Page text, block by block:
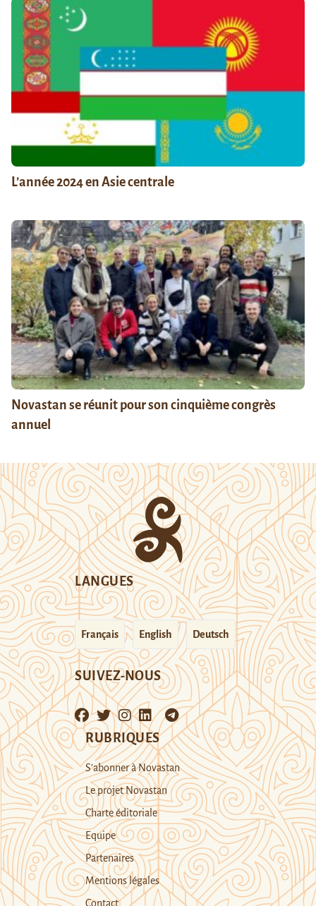
L’année 2024 en Asie centrale
Novastan se réunit pour son cinquième congrès
annuel
LANGUES
Français English Deutsch
SUIVEZ-NOUS
RUBRIQUES
S’abonner à Novastan
Le projet Novastan
Charte éditoriale
Equipe
Partenaires
Mentions légales
Contact